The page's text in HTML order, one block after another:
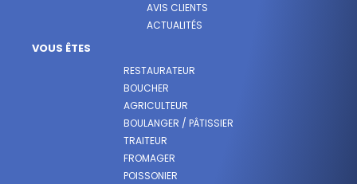
AVIS CLIENTS
ACTUALITÉS
VOUS ÊTES
RESTAURATEUR
BOUCHER
AGRICULTEUR
BOULANGER / PÂTISSIER
TRAITEUR
FROMAGER
POISSONIER